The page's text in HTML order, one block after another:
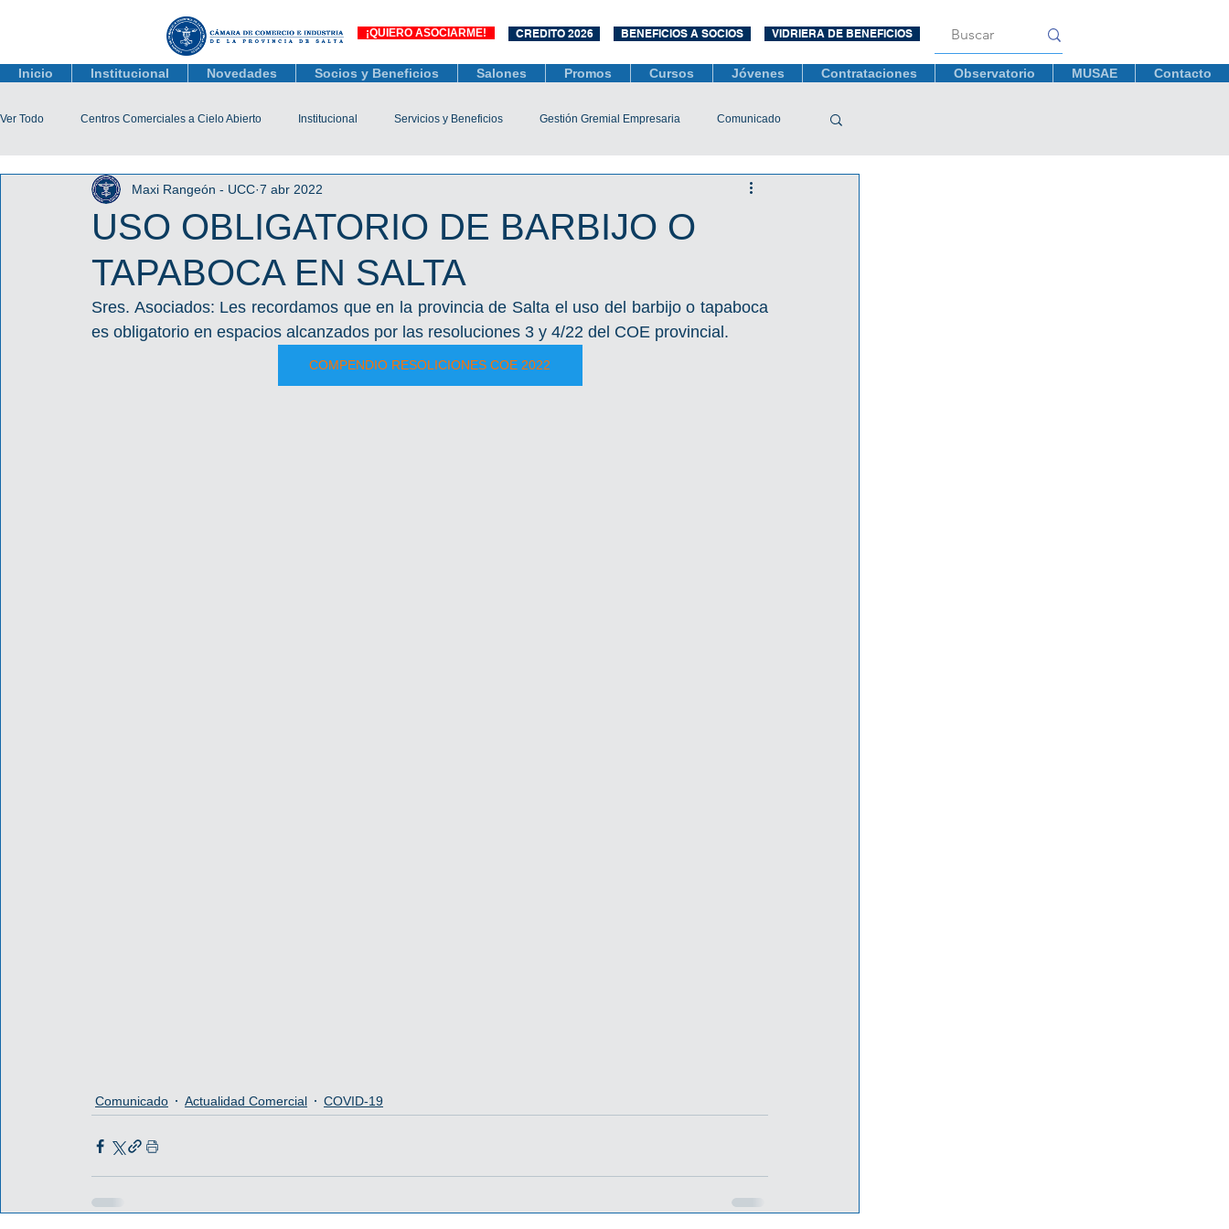
¡QUIERO ASOCIARME! CREDITO 2026 BENEFICIOS A SOCIOS VIDRIERA DE BENEFICIOS
Inicio Institucional Novedades Socios y Beneficios Salones Promos Cursos Jóvenes Contrataciones Observatorio MUSAE Contacto
Ver Todo Centros Comerciales a Cielo Abierto Institucional Servicios y Beneficios Gestión Gremial Empresaria Comunicado
Actualidad Comercial Capacitación y Eventos
Tienda Salta Salta Black Friday Jóvenes Mujeres Empresarias
Líneas de Crédito
USO OBLIGATORIO DE BARBIJO O
TAPABOCA EN SALTA
Maxi Rangeón - UCC 7 abr 2022
Sres. Asociados: Les recordamos que en la provincia de Salta el uso del barbijo o tapaboca
es obligatorio en espacios alcanzados por las resoluciones 3 y 4/22 del COE provincial.
COMPENDIO RESOLICIONES COE 2022
Comunicado Actualidad Comercial COVID-19